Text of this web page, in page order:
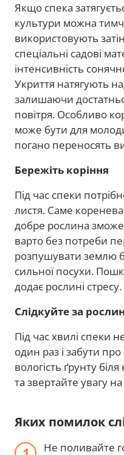
Якщо спека
культури можна
використовують
спеціальні садові
інтенсивність
Укриття натягують
залишаючи
повітря. Особливо
може бути для
погано переносять
Бережіть коріння
Під час спеки
листя. Саме
добре рослина
варто без потреби
розпушувати землю
сильної посухи.
додає рослині стресу.
Слідкуйте за
Під час хвилі спеки
один раз і забути
вологість ґрунту
та звертайте увагу
Яких помилок
Не поливайте